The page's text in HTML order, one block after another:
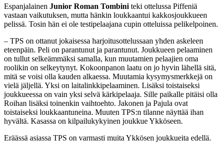
Espanjalainen Junior Roman Tombini teki ottelussa Piffeniä
vastaan vaikutuksen, mutta hänkin loukkaantui kakkosjoukkueen
pelissä. Tosin hän ei ole testipelaajana cupin otteluissa pelikelpoinen.
– TPS on ottanut jokaisessa harjoitusottelussaan yhden askeleen
eteenpäin. Peli on parantunut ja parantunut. Joukkueen pelaaminen
on tullut selkeämmäksi samalla, kun muutamien pelaajien oma
roolikin on selkeytynyt. Kokoonpanon laatu on jo hyvin lähellä sitä,
mitä se voisi olla kauden alkaessa. Muutamia kysymysmerkkejä on
vielä jäljellä. Yksi on laitalinkkipelaaminen. Lisäksi toistaiseksi
joukkueessa on vain yksi selvä kärkipelaaja. Sille paikalle pitäisi olla
Roihan lisäksi toinenkin vaihtoehto. Jakonen ja Pajula ovat
toistaiseksi loukkaantuneina. Muuten TPS:n tilanne näyttää ihan
hyvältä. Kasassa on kilpailukykyinen joukkue Ykköseen.
Eräässä asiassa TPS on varmasti muita Ykkösen joukkueita edellä.